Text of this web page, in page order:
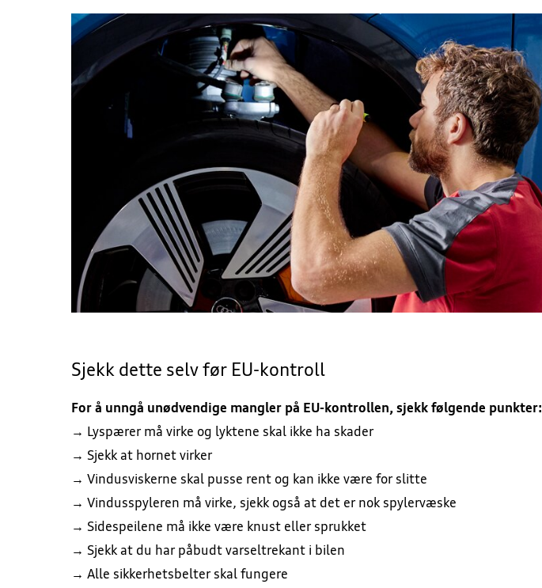
Sjekk dette selv før EU-kontroll
For å unngå unødvendige mangler på EU-kontrollen, sjekk følgende punkter:
→ Lyspærer må virke og lyktene skal ikke ha skader
→ Sjekk at hornet virker
→ Vindusviskerne skal pusse rent og kan ikke være for slitte
→ Vindusspyleren må virke, sjekk også at det er nok spylervæske
→ Sidespeilene må ikke være knust eller sprukket
→ Sjekk at du har påbudt varseltrekant i bilen
→ Alle sikkerhetsbelter skal fungere